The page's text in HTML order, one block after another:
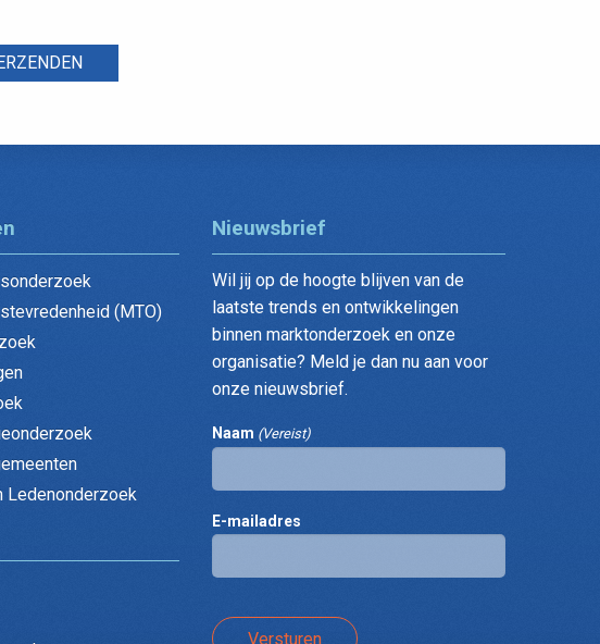
(MTO)
Ledenonderzoek
Nieuwsbrief
Wil jij op de hoogte blijven van de
laatste trends en ontwikkelingen
binnen marktonderzoek en onze
organisatie? Meld je dan nu aan voor
onze nieuwsbrief.
Naam (Vereist)
E-mailadres